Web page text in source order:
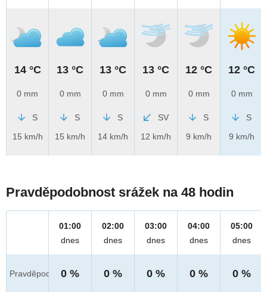
14 °C
0 mm
S
15 km/h
13 °C
0 mm
S
15 km/h
13 °C
0 mm
S
14 km/h
13 °C
0 mm
SV
12 km/h
12 °C
0 mm
S
9 km/h
12 °C
0 mm
S
9 km/h
Pravděpodobnost srážek na 48 hodin
Pravděpod.
01:00
dnes
0 %
02:00
dnes
0 %
03:00
dnes
0 %
04:00
dnes
0 %
05:00
dnes
0 %